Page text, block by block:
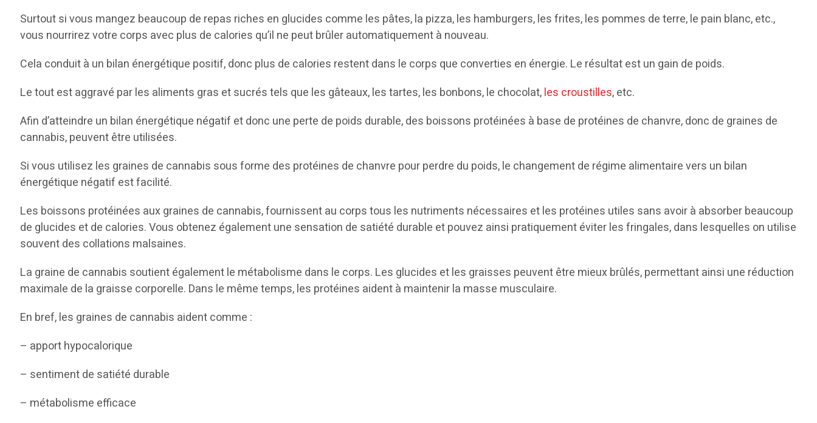
Surtout si vous mangez beaucoup de repas riches en glucides comme les pâtes, la pizza, les hamburgers, les frites, les pommes de terre, le pain blanc, etc.,
vous nourrirez votre corps avec plus de calories qu’il ne peut brûler automatiquement à nouveau.
Cela conduit à un bilan énergétique positif, donc plus de calories restent dans le corps que converties en énergie. Le résultat est un gain de poids.
Le tout est aggravé par les aliments gras et sucrés tels que les gâteaux, les tartes, les bonbons, le chocolat,les croustilles, etc.
Afin d’atteindre un bilan énergétique négatif et donc une perte de poids durable, des boissons protéinées à base de protéines de chanvre, donc de graines de
cannabis, peuvent être utilisées.
Si vous utilisez les graines de cannabis sous forme des protéines de chanvre pour perdre du poids, le changement de régime alimentaire vers un bilan
énergétique négatif est facilité.
Les boissons protéinées aux graines de cannabis, fournissent au corps tous les nutriments nécessaires et les protéines utiles sans avoir à absorber beaucoup
de glucides et de calories. Vous obtenez également une sensation de satiété durable et pouvez ainsi pratiquement éviter les fringales, dans lesquelles on utilise
souvent des collations malsaines.
La graine de cannabis soutient également le métabolisme dans le corps. Les glucides et les graisses peuvent être mieux brûlés, permettant ainsi une réduction
maximale de la graisse corporelle. Dans le même temps, les protéines aident à maintenir la masse musculaire.
En bref, les graines de cannabis aident comme :
– apport hypocalorique
– sentiment de satiété durable
– métabolisme efficace